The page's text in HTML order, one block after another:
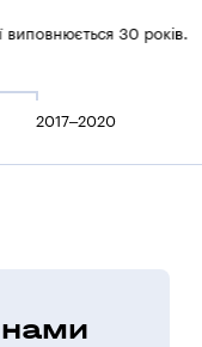
30 років.
2017–2020
нами